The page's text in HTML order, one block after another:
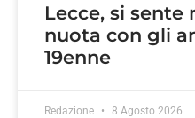
Lecce, si
nuota con gli
19enne
Redazione 8 Agosto 2026